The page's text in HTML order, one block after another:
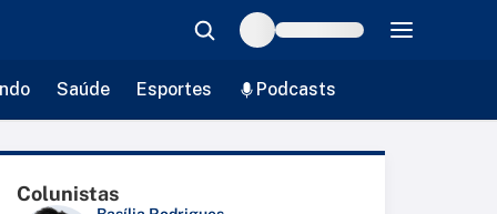
Saúde Esportes Podcasts
Colunistas